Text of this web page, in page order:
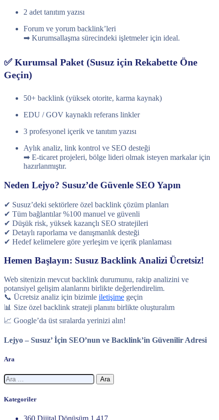
2 adet tanıtım yazısı
Forum ve yorum backlink’leri
➡ Kurumsallaşma sürecindeki işletmeler için ideal.
✅ Kurumsal Paket (Susuz için Rekabette Öne
Geçin)
50+ backlink (yüksek otorite, karma kaynak)
EDU / GOV kaynaklı referans linkler
3 profesyonel içerik ve tanıtım yazısı
Aylık analiz, link kontrol ve SEO desteği
➡ E-ticaret projeleri, bölge lideri olmak isteyen markalar için
hazırlanmıştır.
Neden Lejyo? Susuz’de Güvenle SEO Yapın
✔ Susuz’deki sektörlere özel backlink çözüm planları
✔ Tüm bağlantılar %100 manuel ve güvenli
✔ Düşük risk, yüksek kazançlı SEO stratejileri
✔ Detaylı raporlama ve danışmanlık desteği
✔ Hedef kelimelere göre yerleşim ve içerik planlaması
Hemen Başlayın: Susuz Backlink Analizi Ücretsiz!
Web sitenizin mevcut backlink durumunu, rakip analizini ve
potansiyel gelişim alanlarını birlikte değerlendirelim.
📞 Ücretsiz analiz için bizimle iletişime geçin
📊 Size özel backlink strateji planını birlikte oluşturalım
📈 Google’da üst sıralarda yerinizi alın!
Lejyo – Susuz’ İçin SEO’nun ve Backlink’in Güvenilir Adresi
Ara
Arama:
Kategoriler
360 Dijital Dönüşüm 1.417